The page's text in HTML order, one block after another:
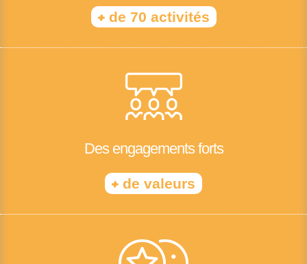
+de 70 activités
Des engagements forts
+ de valeurs